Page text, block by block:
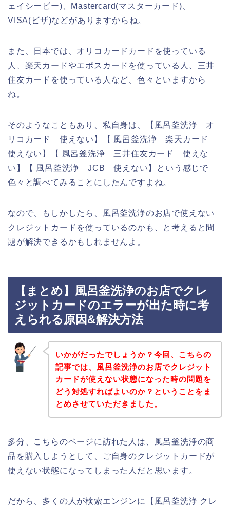
ェイシービー)、Mastercard(マスターカード)、
VISA(ビザ)などがありますからね。
また、日本では、オリコカードカードを使っている
人、楽天カードやエポスカードを使っている人、三井
住友カードを使っている人など、色々といますから
ね。
そのようなこともあり、私自身は、【風呂釜洗浄 オ
リコカード 使えない】【 風呂釜洗浄 楽天カード
使えない】【 風呂釜洗浄 三井住友カード 使えな
い】【 風呂釜洗浄 JCB 使えない】という感じで
色々と調べてみることにしたんですよね。
なので、もしかしたら、風呂釜洗浄のお店で使えない
クレジットカードを使っているのかも、と考えると問
題が解決できるかもしれませんよ。
【まとめ】風呂釜洗浄のお店でクレ
ジットカードのエラーが出た時に考
えられる原因&解決方法
いかがだったでしょうか？今回、こちらの
記事では、風呂釜洗浄のお店でクレジット
カードが使えない状態になった時の問題を
どう対処すればよいのか？ということをま
とめさせていただきました。
多分、こちらのページに訪れた人は、風呂釜洗浄の商
品を購入しようとして、ご自身のクレジットカードが
使えない状態になってしまった人だと思います。
だから、多くの人が検索エンジンに【風呂釜洗浄 クレ